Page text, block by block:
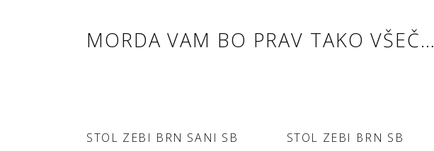
MORDA VAM BO PRAV TAKO VŠEČ…
POVPRAŠEVANJE
STOL ZEBI BRN SANI SB
POVPRAŠEVANJE
STOL ZEBI BRN SB